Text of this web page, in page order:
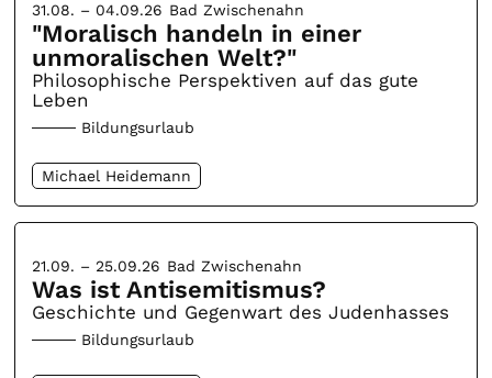
31.08. – 04.09.26 Bad Zwischenahn
"Moralisch handeln in einer
unmoralischen Welt?"
Philosophische Perspektiven auf das gute
Leben
Bildungsurlaub
Michael Heidemann
21.09. – 25.09.26 Bad Zwischenahn
Was ist Antisemitismus?
Geschichte und Gegenwart des Judenhasses
Bildungsurlaub